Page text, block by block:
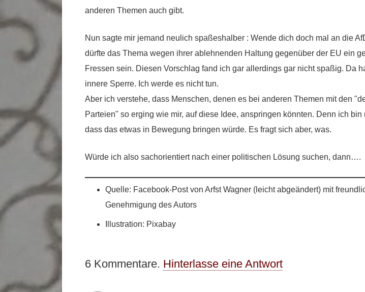
anderen Themen auch gibt.
Nun sagte mir jemand neulich spaßeshalber : Wende dich doch mal an die
dürfte das Thema wegen ihrer ablehnenden Haltung gegenüber der EU ein
Fressen sein. Diesen Vorschlag fand ich gar allerdings gar nicht spaßig. Da
innere Sperre. Ich werde es nicht tun.
Aber ich verstehe, dass Menschen, denen es bei anderen Themen mit den
Parteien" so erging wie mir, auf diese Idee, anspringen könnten. Denn ich bin
dass das etwas in Bewegung bringen würde. Es fragt sich aber, was.
Würde ich also sachorientiert nach einer politischen Lösung suchen, dann….
Quelle: Facebook-Post von Arfst Wagner (leicht abgeändert) mit
Genehmigung des Autors
Illustration: Pixabay
6 Kommentare. Hinterlasse eine Antwort